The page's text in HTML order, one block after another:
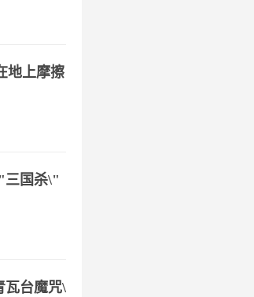
地上摩擦
三国杀\"
台魔咒\"